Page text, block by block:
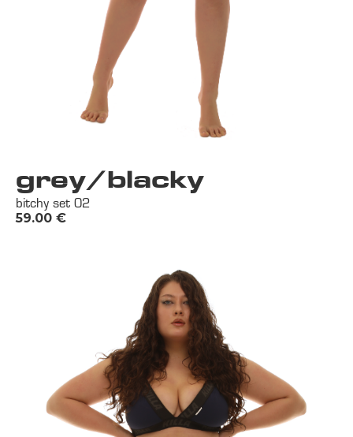
grey/blacky
bitchy set 02
€
59.00